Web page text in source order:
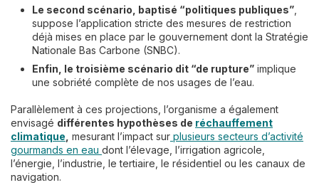
Le second scénario, baptisé “politiques publiques”
suppose l’application stricte des mesures de restriction
déjà mises en place par le gouvernement dont la Stratégie
Nationale Bas Carbone (SNBC).
Enfin, le troisième scénario dit “de rupture” implique
une sobriété complète de nos usages de l’eau.
Parallèlement à ces projections, l’organisme a également
envisagé différentes hypothèses de réchauffement
climatique mesurant l’impact sur plusieurs secteurs d’activité
gourmands en eau dont l’élevage, l’irrigation agricole,
l’énergie, l’industrie, le tertiaire, le résidentiel ou les canaux de
navigation.